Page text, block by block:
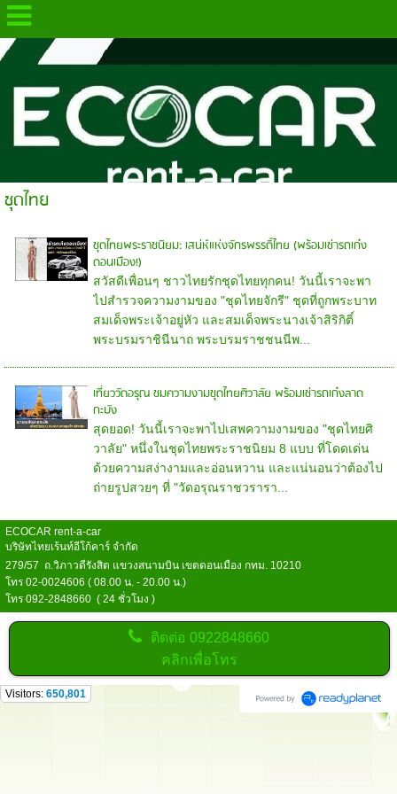
.
ชุดไทย
ชุดไทยพระราชนิยม: เสน่ห์แห่งจักรพรรดิ์ไทย (พร้อมเช่ารถเก๋ง
ดอนเมือง!)
สวัสดีเพื่อนๆ ชาวไทยรักชุดไทยทุกคน! วันนี้เราจะพา
ไปสำรวจความงามของ "ชุดไทยจักรี" ชุดที่ถูกพระบาท
สมเด็จพระเจ้าอยู่หัว และสมเด็จพระนางเจ้าสิริกิติ์
พระบรมราชินีนาถ พระบรมราชชนนีพ...
เที่ยววัดอรุณ ชมความงามชุดไทยศิวาลัย พร้อมเช่ารถเก๋งลาด
กะบัง
สุดยอด! วันนี้เราจะพาไปเสพความงามของ "ชุดไทยศิ
วาลัย" หนึ่งในชุดไทยพระราชนิยม 8 แบบ ที่โดดเด่น
ด้วยความสง่างามและอ่อนหวาน และแน่นอนว่าต้องไป
ถ่ายรูปสวยๆ ที่ "วัดอรุณราชวรารา...
ECOCAR rent-a-car
บริษัทไทยเร้นท์อีโก้คาร์ จำกัด
279/57 ถ.วิภาวดีรังสิต แขวงสนามบิน เขตดอนเมือง กทม. 10210
โทร 02-0024606 ( 08.00 น. - 20.00 น.)
โทร 092-2848660 ( 24 ชั่วโมง )
ติดต่อ0922848660
คลิกเพื่อโทร
Visitors: 650,801